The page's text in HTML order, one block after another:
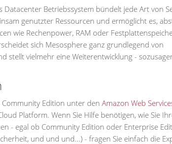
Datacenter Betriebssystem bündelt jede Art von
genutzter Ressourcen und ermöglicht es,
wie Rechenpower, RAM oder
sich Mesosphere ganz grundlegend von
stellt vielmehr eine Weiterentwicklung -
Edition unter den Amazon Web
Platform. Wenn Sie Hilfe benötigen, wie Sie
- egal ob Community Edition oder Enterprise
und und und...) - fragen Sie einfach die